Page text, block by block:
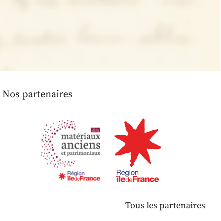
Nos partenaires
Tous les partenaires